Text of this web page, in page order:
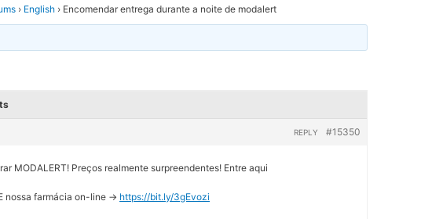
› English › Encomendar entrega durante a noite de modalert
#15350
REPLY
MODALERT! Preços realmente surpreendentes! Entre aqui
nossa farmácia on-line -> https://bit.ly/3gEvozi